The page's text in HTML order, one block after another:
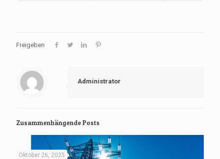
Freigeben
Administrator
Zusammenhängende Posts
Oktober 26, 2025